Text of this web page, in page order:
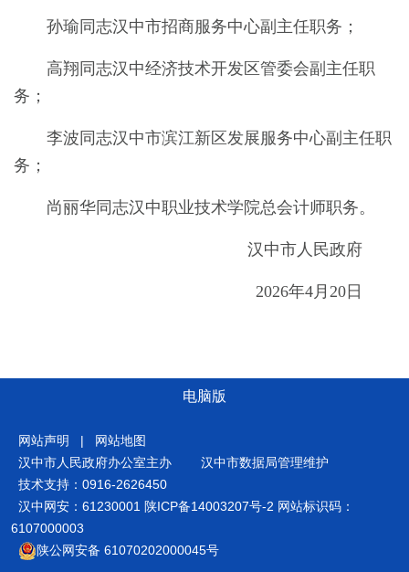
孙瑜同志汉中市招商服务中心副主任职务；
高翔同志汉中经济技术开发区管委会副主任职
务；
李波同志汉中市滨江新区发展服务中心副主任职
务；
尚丽华同志汉中职业技术学院总会计师职务。
汉中市人民政府
2026年4月 20 日
电脑版
网站声明 |
网站地图
汉中市人民政府办公室主办
汉中市数据局管理维护
技术支持：0916-2626450
汉中网安：61230001 陕ICP备14003207号-2 网站标识码：
6107000003
陕公网安备 61070202000045号